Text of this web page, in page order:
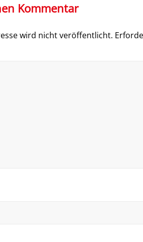
Kommentar
wird nicht veröffentlicht.